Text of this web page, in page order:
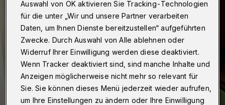
Auswahl von OK aktivieren Sie Tracking-Technologien
für die unter „Wir und unsere Partner verarbeiten
Daten, um Ihnen Dienste bereitzustellen“ aufgeführten
Zwecke. Durch Auswahl von Alle ablehnen oder
Widerruf Ihrer Einwilligung werden diese deaktiviert.
Wenn Tracker deaktiviert sind, sind manche Inhalte und
Anzeigen möglicherweise nicht mehr so relevant für
Sie. Sie können dieses Menü jederzeit wieder aufrufen,
um Ihre Einstellungen zu ändern oder Ihre Einwilligung